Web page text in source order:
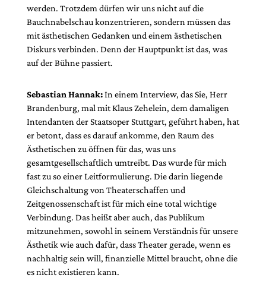
werden. Trotzdem dürfen wir uns nicht auf die
Bauchnabelschau konzentrieren, sondern müssen das
mit ästhetischen Gedanken und einem ästhetischen
Diskurs verbinden. Denn der Hauptpunkt ist das, was
auf der Bühne passiert.
Sebastian Hannak:In einem Interview, das Sie, Herr
Brandenburg, mal mit Klaus Zehelein, dem damaligen
Intendanten der Staatsoper Stuttgart, geführt haben, hat
er betont, dass es darauf ankomme, den Raum des
Ästhetischen zu öffnen für das, was uns
gesamtgesellschaftlich umtreibt. Das wurde für mich
fast zu so einer Leitformulierung. Die darin liegende
Gleichschaltung von Theaterschaffen und
Zeitgenossenschaft ist für mich eine total wichtige
Verbindung. Das heißt aber auch, das Publikum
mitzunehmen, sowohl in seinem Verständnis für unsere
Ästhetik wie auch dafür, dass Theater gerade, wenn es
nachhaltig sein will, finanzielle Mittel braucht, ohne die
es nicht existieren kann.